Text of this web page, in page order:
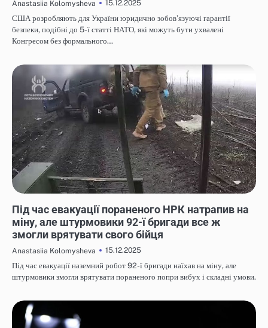
Anastasiia Kolomysheva
15.12.2025
США розробляють для України юридично зобов’язуючі гарантії
безпеки, подібні до 5-ї статті НАТО, які можуть бути ухвалені
Конгресом без формального…
Під час евакуації пораненого НРК натрапив на
міну, але штурмовики 92-ї бригади все ж
змогли врятувати свого бійця
Anastasiia Kolomysheva
15.12.2025
Під час евакуації наземний робот 92-ї бригади наїхав на міну, але
штурмовики змогли врятувати пораненого попри вибух і складні умови.